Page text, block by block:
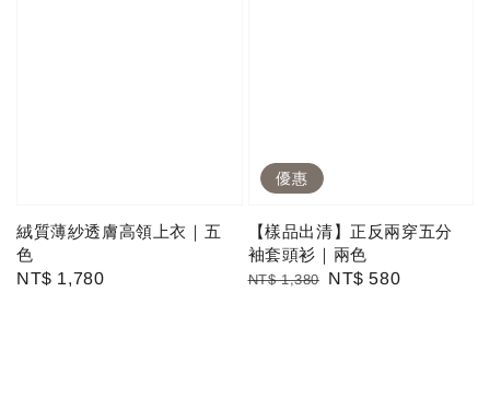
絨質薄紗透膚高領上衣｜五
色
Regular
NT$ 1,780
優惠
【樣品出清】正反兩穿五分
袖套頭衫｜兩色
Regular
NT$ 1,380
Sale
NT$ 580